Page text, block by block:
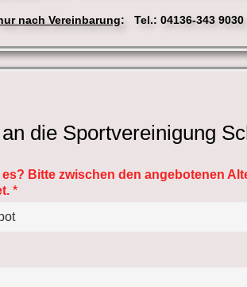
nach Vereinbarung: Tel.: 04136-343
die Sportvereinigung
es? Bitte zwischen den angebotenen
*